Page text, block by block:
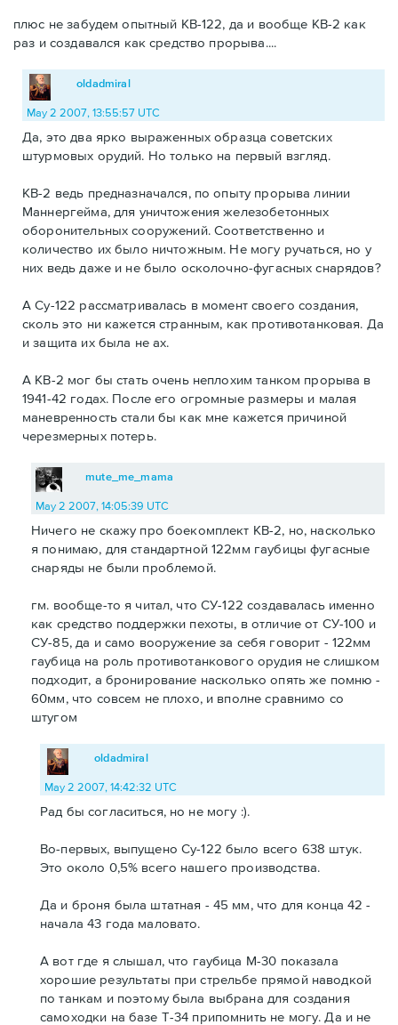
плюс не забудем опытный КВ-122, да и вообще КВ-2 как
раз и создавался как средство прорыва....
oldadmiral
May 2 2007, 13:55:57 UTC
Да, это два ярко выраженных образца советских
штурмовых орудий. Но только на первый взгляд.
КВ-2 ведь предназначался, по опыту прорыва линии
Маннергейма, для уничтожения железобетонных
оборонительных сооружений. Соответственно и
количество их было ничтожным. Не могу ручаться, но у
них ведь даже и не было осколочно-фугасных снарядов?
А Су-122 рассматривалась в момент своего создания,
сколь это ни кажется странным, как противотанковая. Да
и защита их была не ах.
А КВ-2 мог бы стать очень неплохим танком прорыва в
1941-42 годах. После его огромные размеры и малая
маневренность стали бы как мне кажется причиной
черезмерных потерь.
mute_me_mama
May 2 2007, 14:05:39 UTC
Ничего не скажу про боекомплект КВ-2, но, насколько
я понимаю, для стандартной 122мм гаубицы фугасные
снаряды не были проблемой.
гм. вообще-то я читал, что СУ-122 создавалась именно
как средство поддержки пехоты, в отличие от СУ-100 и
СУ-85, да и само вооружение за себя говорит - 122мм
гаубица на роль противотанкового орудия не слишком
подходит, а бронирование насколько опять же помню -
60мм, что совсем не плохо, и вполне сравнимо со
штугом
oldadmiral
May 2 2007, 14:42:32 UTC
Рад бы согласиться, но не могу :).
Во-первых, выпущено Су-122 было всего 638 штук.
Это около 0,5% всего нашего производства.
Да и броня была штатная - 45 мм, что для конца 42 -
начала 43 года маловато.
А вот где я слышал, что гаубица М-30 показала
хорошие результаты при стрельбе прямой наводкой
по танкам и поэтому была выбрана для создания
самоходки на базе Т-34 припомнить не могу. Да и не